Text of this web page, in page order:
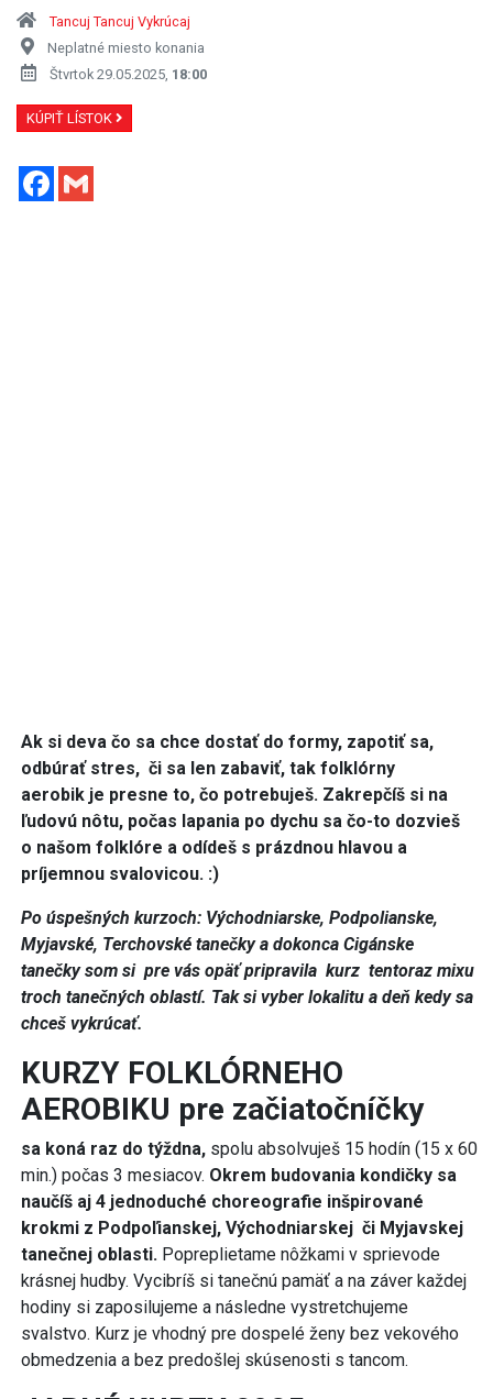
Tancuj Tancuj Vykrúcaj
Neplatné miesto konania
Štvrtok 29.05.2025, 18:00
KÚPIŤ LÍSTOK
Facebook
Ak si deva čo sa chce dostať do formy, zapotiť sa,
odbúrať stres, či sa len zabaviť, tak folklórny
aerobik je presne to, čo potrebuješ. Zakrepčíš si na
ľudovú nôtu, počas lapania po dychu sa čo-to dozvieš
o našom folklóre a odídeš s prázdnou hlavou a
príjemnou svalovicou. :)
Po úspešných kurzoch: Východniarske, Podpolianske,
Myjavské, Terchovské tanečky a dokonca Cigánske
tanečkysom si pre vás opäťpripravila kurz tentoraz mixu
troch tanečných oblastí. Tak si vyber lokalitu a deň kedy sa
chceš vykrúcať.
KURZY FOLKLÓRNEHO
AEROBIKU pre začiatočníčky
sa koná raz do týždna, spolu absolvuješ 15 hodín (15 x 60
min.) počas 3 mesiacov. Okrem budovania kondičky sa
naučíš aj 4 jednoduché choreografie inšpirované
krokmi z Podpoľianskej, Východniarskej či Myjavskej
tanečnej oblasti. Popreplietame nôžkami v sprievode
krásnej hudby. Vycibríš si tanečnú pamäť a na záver každej
hodiny si zaposilujeme a následne vystretchujeme
svalstvo. Kurz je vhodný pre dospelé ženy bez vekového
obmedzenia a bez predošlej skúsenosti s tancom.